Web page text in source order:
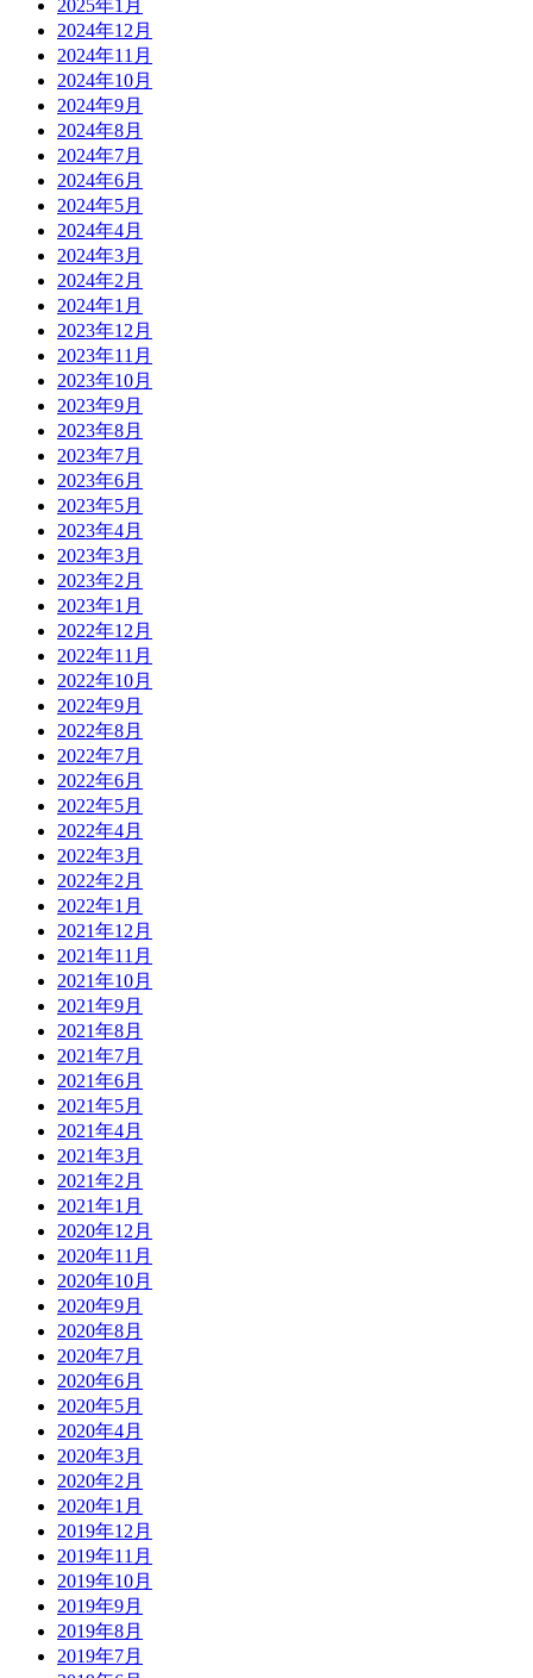
2025年1月
2024年12月
2024年11月
2024年10月
2024年9月
2024年8月
2024年7月
2024年6月
2024年5月
2024年4月
2024年3月
2024年2月
2024年1月
2023年12月
2023年11月
2023年10月
2023年9月
2023年8月
2023年7月
2023年6月
2023年5月
2023年4月
2023年3月
2023年2月
2023年1月
2022年12月
2022年11月
2022年10月
2022年9月
2022年8月
2022年7月
2022年6月
2022年5月
2022年4月
2022年3月
2022年2月
2022年1月
2021年12月
2021年11月
2021年10月
2021年9月
2021年8月
2021年7月
2021年6月
2021年5月
2021年4月
2021年3月
2021年2月
2021年1月
2020年12月
2020年11月
2020年10月
2020年9月
2020年8月
2020年7月
2020年6月
2020年5月
2020年4月
2020年3月
2020年2月
2020年1月
2019年12月
2019年11月
2019年10月
2019年9月
2019年8月
2019年7月